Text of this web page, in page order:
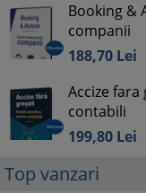
Booking &
companii
188,70 Lei
Accize
contabili
199,80 Lei
Top vanzari